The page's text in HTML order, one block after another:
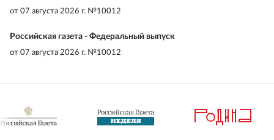
от 07 августа 2026 г. №10012
Российская газета - Федеральный выпуск
от 07 августа 2026 г. №10012